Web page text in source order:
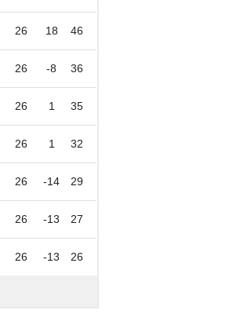
26 18 46
26 -8 36
26 1 35
26 1 32
26 -14 29
26 -13 27
26 -13 26